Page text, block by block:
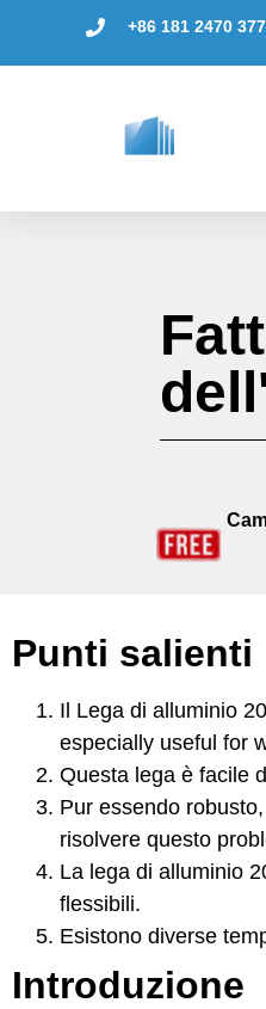
+86 181 2470
Punti salienti
Il Lega di alluminio
especially useful for
Questa lega è facile
Pur essendo
risolvere questo
La lega di alluminio
flessibili.
Esistono diverse
Introduzione